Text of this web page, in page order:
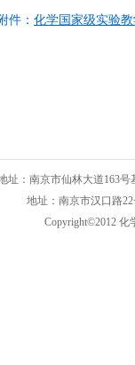
件： 化学国家级实验
址：南京市仙林大道163号
地址：南京市汉口路22
Copyright©2012